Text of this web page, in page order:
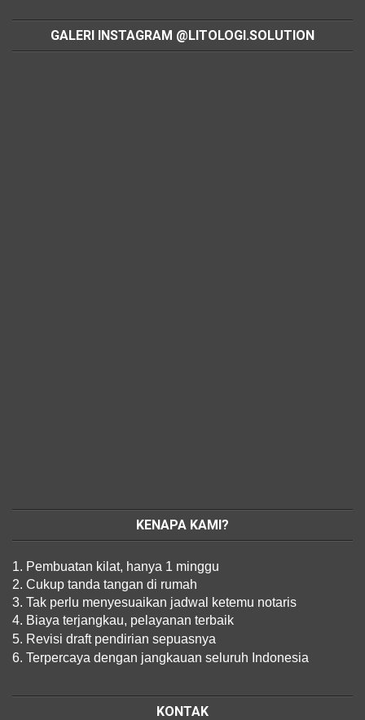
GALERI INSTAGRAM @LITOLOGI.SOLUTION
KENAPA KAMI?
1. Pembuatan kilat, hanya 1 minggu
2. Cukup tanda tangan di rumah
3. Tak perlu menyesuaikan jadwal ketemu notaris
4. Biaya terjangkau, pelayanan terbaik
5. Revisi draft pendirian sepuasnya
6. Terpercaya dengan jangkauan seluruh Indonesia
KONTAK